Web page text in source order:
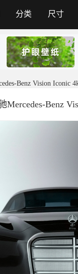
分类 尺寸
Benz Vision Iconic
Mercedes-Benz